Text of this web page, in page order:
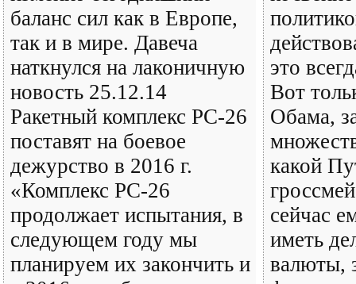
баланс сил как в Европе,
так и в мире. Давеча
наткнулся на лаконичную
новость 25.12.14
Ракетный комплекс РС-26
поставят на боевое
дежурство в 2016 г.
«Комплекс РС-26
продолжает испытания, в
следующем году мы
планируем их закончить и
это
Вот
Обама,
какой
сейчас
иметь
валюты,